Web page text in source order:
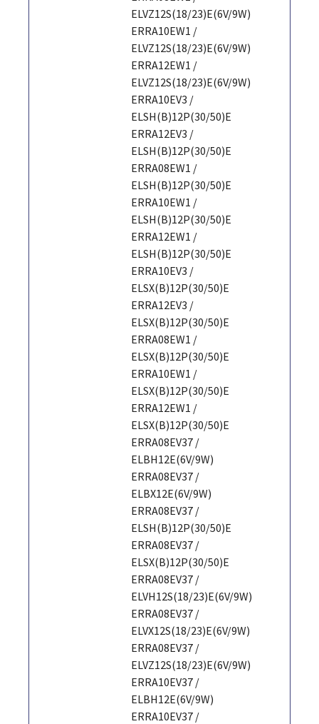
ELVZ12S(18/23)E(6V/9W)
ERRA10EW1 /
ELVZ12S(18/23)E(6V/9W)
ERRA12EW1 /
ELVZ12S(18/23)E(6V/9W)
ERRA10EV3 /
ELSH(B)12P(30/50)E
ERRA12EV3 /
ELSH(B)12P(30/50)E
ERRA08EW1 /
ELSH(B)12P(30/50)E
ERRA10EW1 /
ELSH(B)12P(30/50)E
ERRA12EW1 /
ELSH(B)12P(30/50)E
ERRA10EV3 /
ELSX(B)12P(30/50)E
ERRA12EV3 /
ELSX(B)12P(30/50)E
ERRA08EW1 /
ELSX(B)12P(30/50)E
ERRA10EW1 /
ELSX(B)12P(30/50)E
ERRA12EW1 /
ELSX(B)12P(30/50)E
ERRA08EV37 /
ELBH12E(6V/9W)
ERRA08EV37 /
ELBX12E(6V/9W)
ERRA08EV37 /
ELSH(B)12P(30/50)E
ERRA08EV37 /
ELSX(B)12P(30/50)E
ERRA08EV37 /
ELVH12S(18/23)E(6V/9W)
ERRA08EV37 /
ELVX12S(18/23)E(6V/9W)
ERRA08EV37 /
ELVZ12S(18/23)E(6V/9W)
ERRA10EV37 /
ELBH12E(6V/9W)
ERRA10EV37 /